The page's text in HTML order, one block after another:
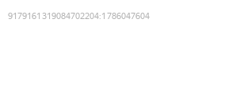
9179161319084702204:1786047604